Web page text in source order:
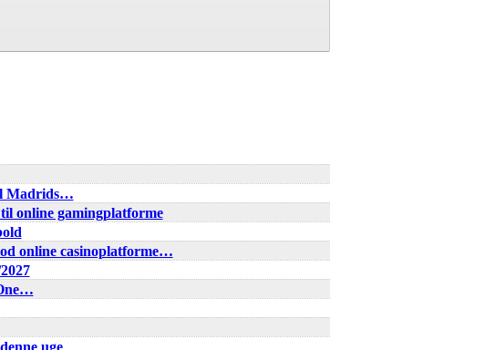
Madrids…
online gamingplatforme
online casinoplatforme…
uge